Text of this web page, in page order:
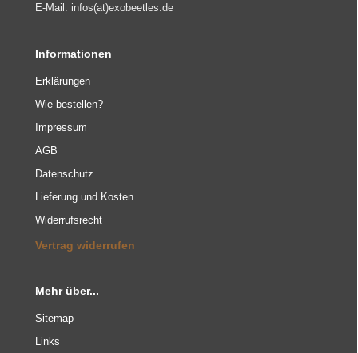
E-Mail: infos(at)exobeetles.de
Informationen
Erklärungen
Wie bestellen?
Impressum
AGB
Datenschutz
Lieferung und Kosten
Widerrufsrecht
Vertrag widerrufen
Mehr über...
Sitemap
Links